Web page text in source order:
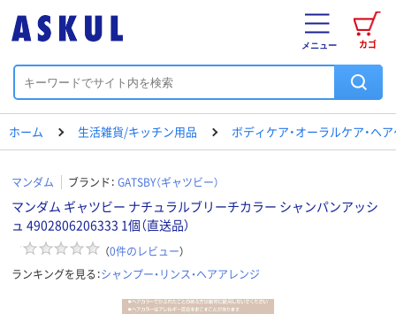
カゴ
メニュー
ホーム 生活雑貨/キッチン用品 ボディケア・オーラルケア・ヘ
マンダム ブランド： GATSBY（ギャツビー）
マンダム ギャツビー ナチュラルブリーチカラー シャンパンアッシ
ュ 4902806206333 1個（直送品）
（0件のレビュー）
ランキングを見る：シャンプー・リンス・ヘアアレンジ